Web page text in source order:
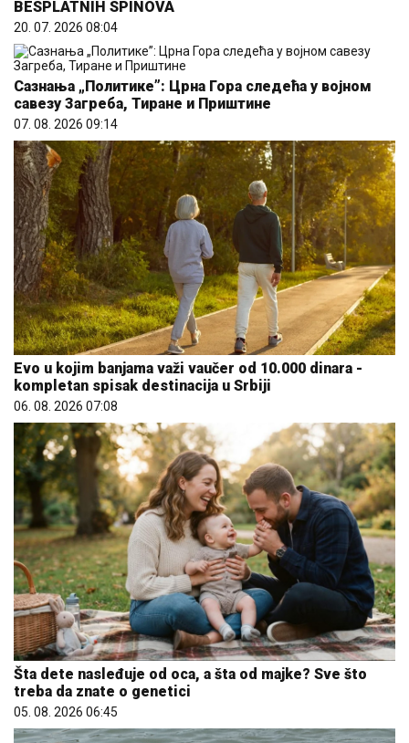
BESPLATNIH SPINOVA
20. 07. 2026 08:04
Сазнања „Политике”: Црна Гора следећа у војном
савезу Загреба, Тиране и Приштине
07. 08. 2026 09:14
Evo u kojim banjama važi vaučer od 10.000 dinara -
kompletan spisak destinacija u Srbiji
06. 08. 2026 07:08
Šta dete nasleđuje od oca, a šta od majke? Sve što
treba da znate o genetici
05. 08. 2026 06:45